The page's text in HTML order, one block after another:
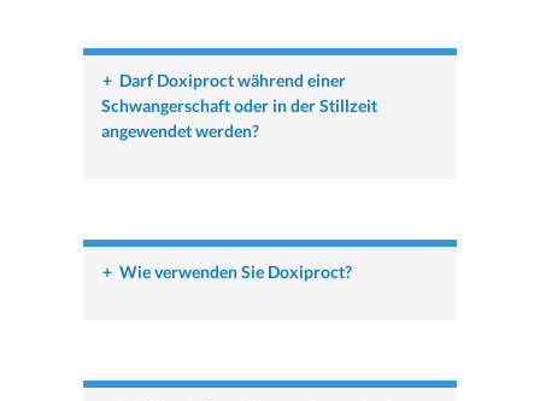
+ Darf Doxiproct während einer
Schwangerschaft oder in der Stillzeit
angewendet werden?
+ Wie verwenden Sie Doxiproct?